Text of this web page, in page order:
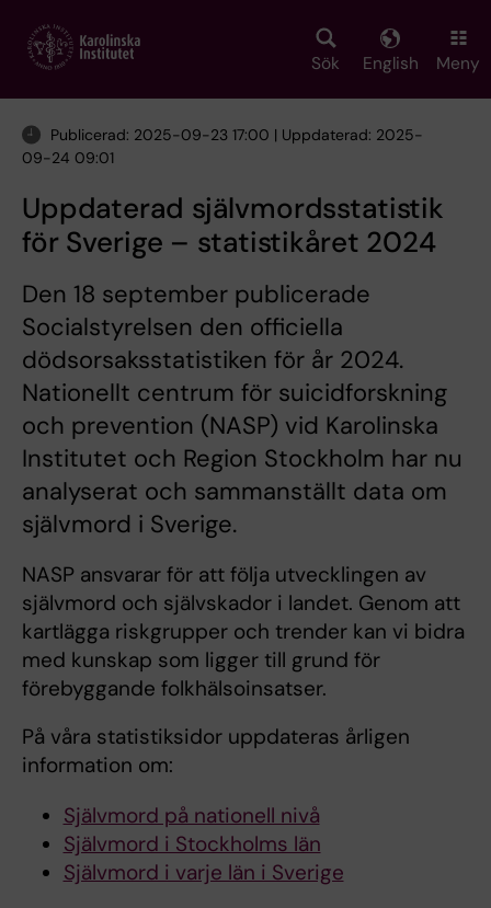
main
Sök English Meny
Publicerad: 2025-09-23 17:00 | Uppdaterad: 2025-
09-24 09:01
Uppdaterad självmordsstatistik
för Sverige – statistikåret 2024
Den 18 september publicerade
Socialstyrelsen den officiella
dödsorsaksstatistiken för år 2024.
Nationellt centrum för suicidforskning
och prevention (NASP) vid Karolinska
Institutet och Region Stockholm har nu
analyserat och sammanställt data om
självmord i Sverige.
NASP ansvarar för att följa utvecklingen av
självmord och självskador i landet. Genom att
kartlägga riskgrupper och trender kan vi bidra
med kunskap som ligger till grund för
förebyggande folkhälsoinsatser.
På våra statistiksidor uppdateras årligen
information om:
Självmord på nationell nivå
Självmord i Stockholms län
Självmord i varje län i Sverige